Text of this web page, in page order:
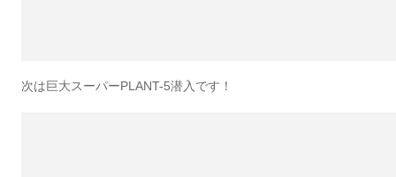
次は巨大スーパーPLANT-5潜入です！